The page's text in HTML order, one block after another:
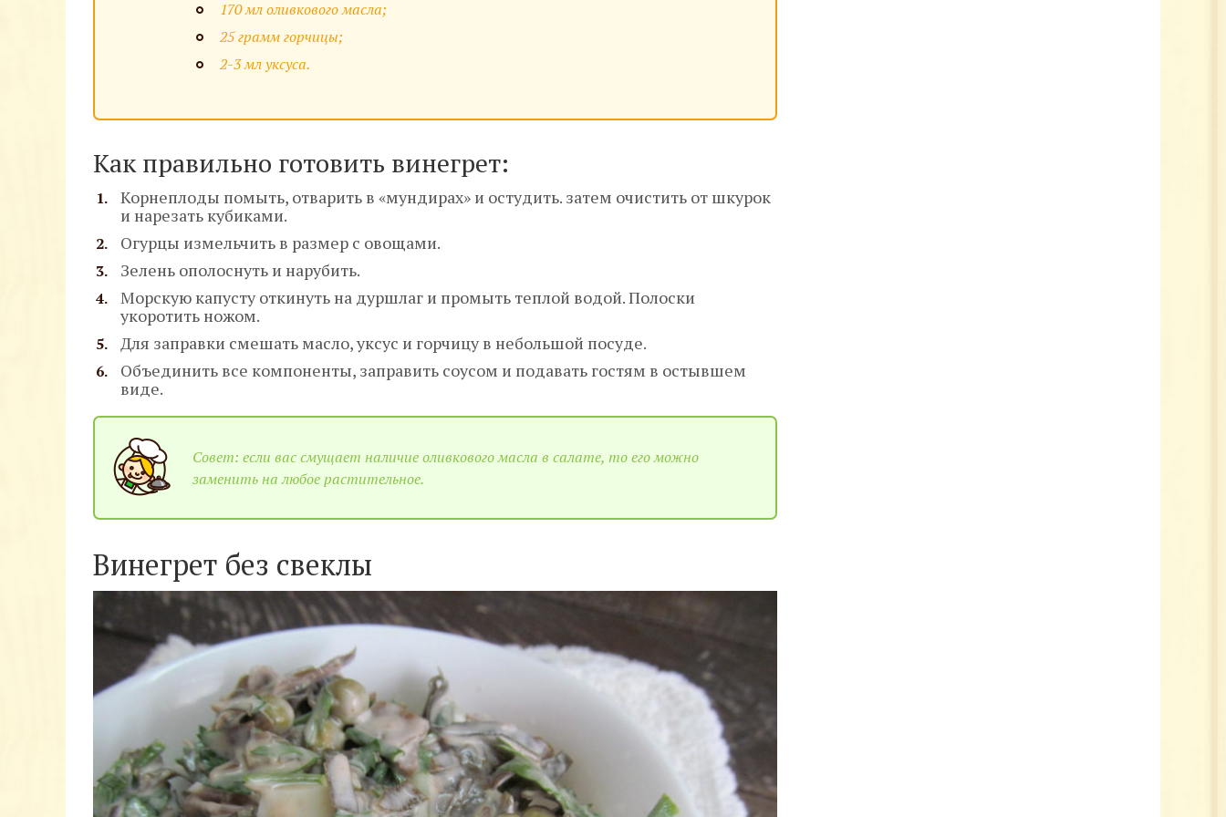
170 мл оливкового масла;
25 грамм горчицы;
2-3 мл уксуса.
Как правильно готовить винегрет:
Корнеплоды помыть, отварить в «мундирах» и остудить. затем очистить от шкурок
и нарезать кубиками.
Огурцы измельчить в размер с овощами.
Зелень ополоснуть и нарубить.
Морскую капусту откинуть на дуршлаг и промыть теплой водой. Полоски
укоротить ножом.
Для заправки смешать масло, уксус и горчицу в небольшой посуде.
Объединить все компоненты, заправить соусом и подавать гостям в остывшем
виде.
Совет: если вас смущает наличие оливкового масла в салате, то его можно
заменить на любое растительное.
Винегрет без свеклы